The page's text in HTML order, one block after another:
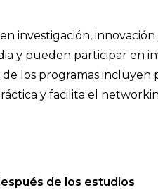
investigación,
y pueden participar en
los programas
y facilita el
de los estudios